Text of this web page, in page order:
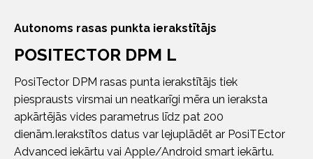
Autonoms rasas punkta ierakstītājs
POSITECTOR DPM L
PosiTector DPM rasas punta ierakstītājs tiek
piesprausts virsmai un neatkarīgi mēra un ieraksta
apkārtējās vides parametrus līdz pat 200
dienām.Ierakstītos datus var lejuplādēt ar PosiTEctor
Advanced iekārtu vai Apple/Android smart iekārtu.